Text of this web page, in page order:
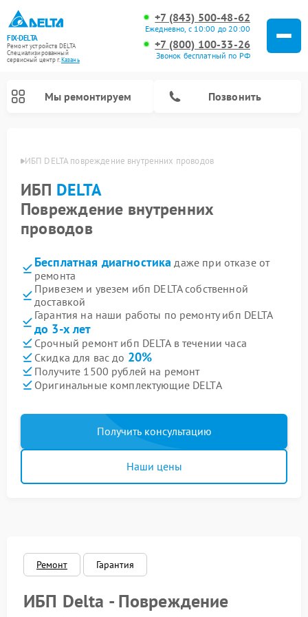
FIX-DELTA
Ремонт устройств DELTA
Специализированный
cервисный центр г.Казань
+7 (843) 500-48-62
Ежедневно, с 10:00 до 20:00
+7 (800) 100-33-26
Звонок бесплатный по РФ
Мы ремонтируем Позвонить
ИБП DELTA повреждение внутренних проводов
ИБП DELTA
Повреждение внутренних
проводов
Бесплатная диагностика даже при отказе от
ремонта
Привезем и увезем ибп DELTA собственной
доставкой
Гарантия на наши работы по ремонту ибп DELTA
до 3-х лет
Срочный ремонт ибп DELTA в течении часа
Скидка для вас до 20%
Получите 1500 рублей на ремонт
Оригинальные комплектующие DELTA
Получить консультацию
Наши цены
Ремонт Гарантия
ИБП Delta - Повреждение